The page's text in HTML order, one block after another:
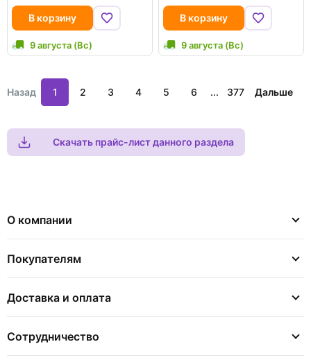
В корзину
9 августа (Вс)
В корзину
9 августа (Вс)
Назад 1 2 3 4 5 6 ... 377 Дальше
Скачать прайс-лист данного раздела
О компании
Покупателям
Доставка и оплата
Сотрудничество